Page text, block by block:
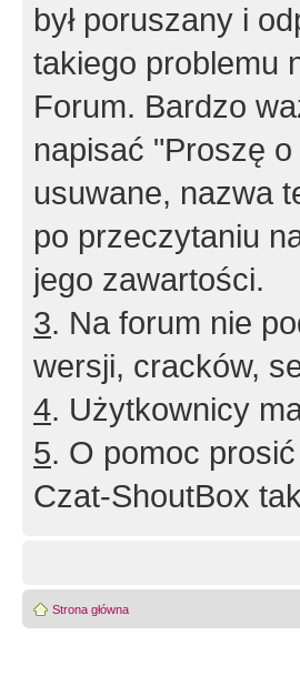
był poruszany i
takiego problemu
Forum. Bardzo
napisać "Proszę
usuwane, nazwa
po przeczytaniu
jego zawartości.
3. Na forum nie
wersji, cracków,
4. Użytkownicy
5. O pomoc
Czat-ShoutBox
Strona główna